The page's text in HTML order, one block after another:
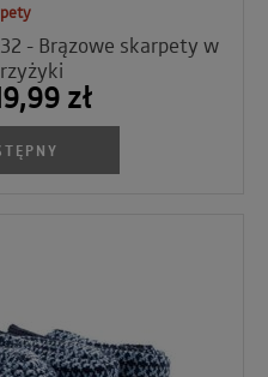
- Brązowe skarpety w
zł